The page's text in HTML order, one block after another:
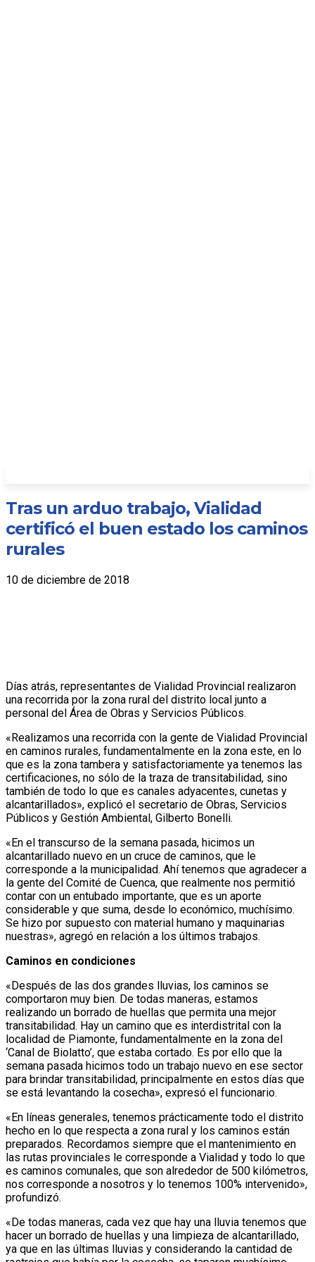
Tras un arduo trabajo, Vialidad
certificó el buen estado los caminos
rurales
10 de diciembre de 2018
Días atrás, representantes de Vialidad Provincial realizaron
una recorrida por la zona rural del distrito local junto a
personal del Área de Obras y Servicios Públicos.
«Realizamos una recorrida con la gente de Vialidad Provincial
en caminos rurales, fundamentalmente en la zona este, en lo
que es la zona tambera y satisfactoriamente ya tenemos las
certificaciones, no sólo de la traza de transitabilidad, sino
también de todo lo que es canales adyacentes, cunetas y
alcantarillados», explicó el secretario de Obras, Servicios
Públicos y Gestión Ambiental, Gilberto Bonelli.
«En el transcurso de la semana pasada, hicimos un
alcantarillado nuevo en un cruce de caminos, que le
corresponde a la municipalidad. Ahí tenemos que agradecer a
la gente del Comité de Cuenca, que realmente nos permitió
contar con un entubado importante, que es un aporte
considerable y que suma, desde lo económico, muchísimo.
Se hizo por supuesto con material humano y maquinarias
nuestras», agregó en relación a los últimos trabajos.
Caminos en condiciones
«Después de las dos grandes lluvias, los caminos se
comportaron muy bien. De todas maneras, estamos
realizando un borrado de huellas que permita una mejor
transitabilidad. Hay un camino que es interdistrital con la
localidad de Piamonte, fundamentalmente en la zona del
‘Canal de Biolatto’, que estaba cortado. Es por ello que la
semana pasada hicimos todo un trabajo nuevo en ese sector
para brindar transitabilidad, principalmente en estos días que
se está levantando la cosecha», expresó el funcionario.
«En líneas generales, tenemos prácticamente todo el distrito
hecho en lo que respecta a zona rural y los caminos están
preparados. Recordamos siempre que el mantenimiento en
las rutas provinciales le corresponde a Vialidad y todo lo que
es caminos comunales, que son alrededor de 500 kilómetros,
nos corresponde a nosotros y lo tenemos 100% intervenido»,
profundizó.
«De todas maneras, cada vez que hay una lluvia tenemos que
hacer un borrado de huellas y una limpieza de alcantarillado,
ya que en las últimas lluvias y considerando la cantidad de